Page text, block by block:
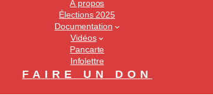
À propos
Élections 2025
Documentation
Vidéos
Pancarte
Infolettre
FAIRE UN DON